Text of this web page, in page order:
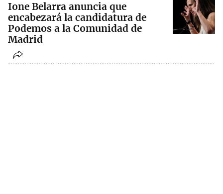
Ione Belarra anuncia que
encabezará la candidatura de
Podemos a la Comunidad de
Madrid